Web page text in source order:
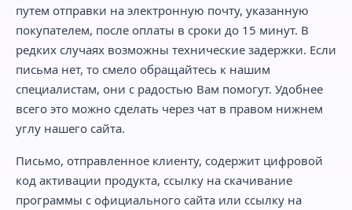
путем отправки на электронную почту, указанную
покупателем, после оплаты в сроки до 15 минут. В
редких случаях возможны технические задержки. Если
письма нет, то смело обращайтесь к нашим
специалистам, они с радостью Вам помогут. Удобнее
всего это можно сделать через чат в правом нижнем
углу нашего сайта.
Письмо, отправленное клиенту, содержит цифровой
код активации продукта, ссылку на скачивание
программы с официального сайта или ссылку на